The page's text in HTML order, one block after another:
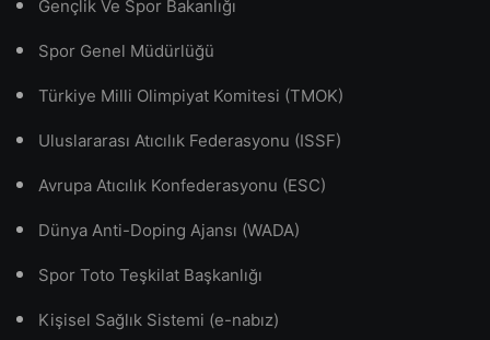
Gençlik Ve Spor Bakanlığı
Spor Genel Müdürlüğü
Türkiye Milli Olimpiyat Komitesi (TMOK)
Uluslararası Atıcılık Federasyonu (ISSF)
Avrupa Atıcılık Konfederasyonu (ESC)
Dünya Anti-Doping Ajansı (WADA)
Spor Toto Teşkilat Başkanlığı
Kişisel Sağlık Sistemi (e-nabız)